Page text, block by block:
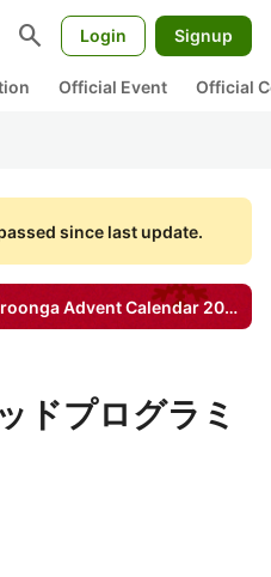
search Login Signup
Official Event Official
since last update.
Advent Calendar 2013
ドプログラミ